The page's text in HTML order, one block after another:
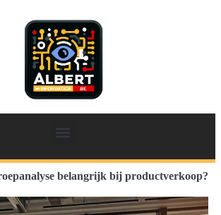
belangrijk bij productverkoop?